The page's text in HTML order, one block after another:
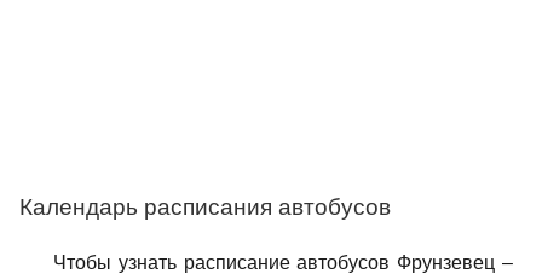
Календарь расписания автобусов
Чтобы узнать расписание автобусов Фрунзевец –